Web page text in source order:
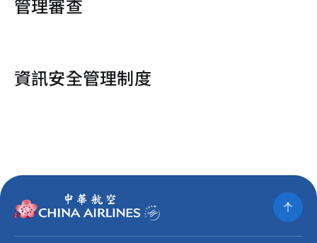
管理審查
資訊安全管理制度